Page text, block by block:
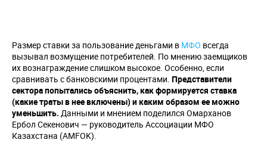
Размер ставки за пользование деньгами в МФО всегда
вызывал возмущение потребителей. По мнению заемщиков
их вознаграждение слишком высокое. Особенно, если
сравнивать с банковскими процентами. Представители
сектора попытались объяснить, как формируется ставка
(какие траты в нее включены) и каким образом ее можно
уменьшить. Данными и мнением поделился Омарханов
Ербол Секенович — руководитель Ассоциации МФО
Казахстана (AMFOK).